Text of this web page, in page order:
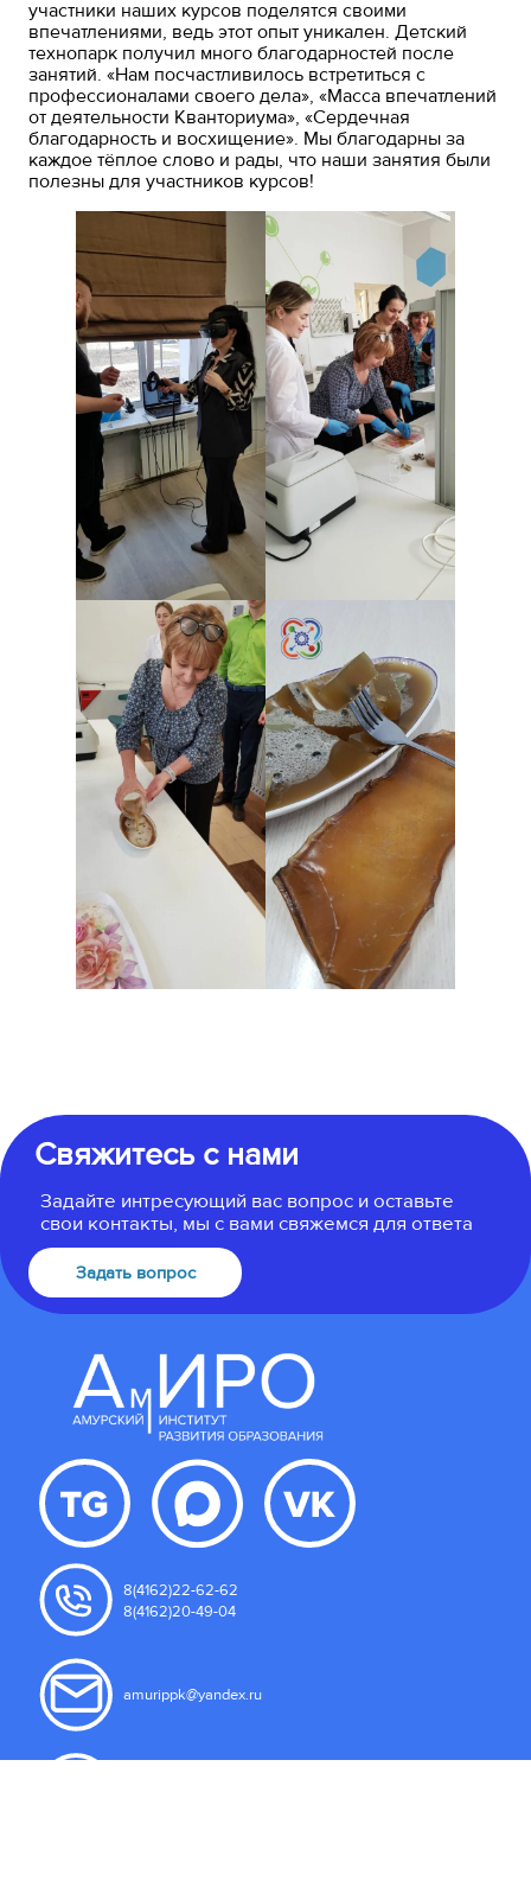
участники наших курсов поделятся своими
впечатлениями, ведь этот опыт уникален. Детский
технопарк получил много благодарностей после
занятий. «Нам посчастливилось встретиться с
профессионалами своего дела», «Масса впечатлений
от деятельности Кванториума», «Сердечная
благодарность и восхищение». Мы благодарны за
каждое тёплое слово и рады, что наши занятия были
полезны для участников курсов!
Свяжитесь с нами
Задайте интресующий вас вопрос и оставьте
свои контакты, мы с вами свяжемся для ответа
Задать вопрос
8(4162)22-62-62
8(4162)20-49-04
amurippk@yandex.ru